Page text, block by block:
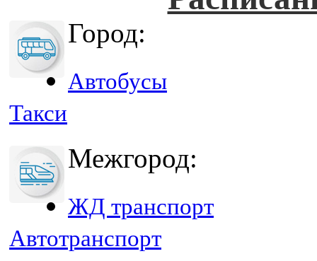
Город:
Автобусы
Такси
Межгород:
ЖД транспорт
Автотранспорт